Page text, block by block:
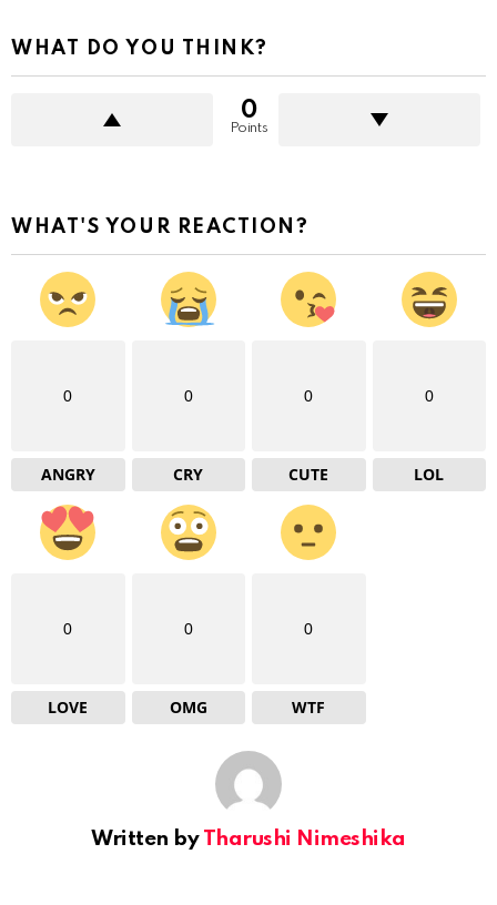
WHAT DO YOU THINK?
0
Points
WHAT'S YOUR REACTION?
0
ANGRY
0
CRY
0
CUTE
0
LOL
0
LOVE
0
OMG
0
WTF
Written by Tharushi Nimeshika